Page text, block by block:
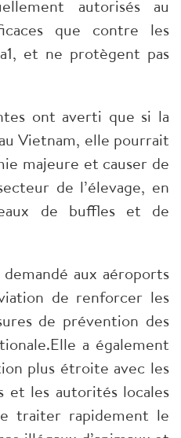
autorisés au
que contre les
et ne protègent pas
ont averti que si la
Vietnam, elle pourrait
majeure et causer de
de l’élevage, en
de buffles et de
aux aéroports
de renforcer les
de prévention des
a également
plus étroite avec les
et les autorités locales
traiter rapidement le